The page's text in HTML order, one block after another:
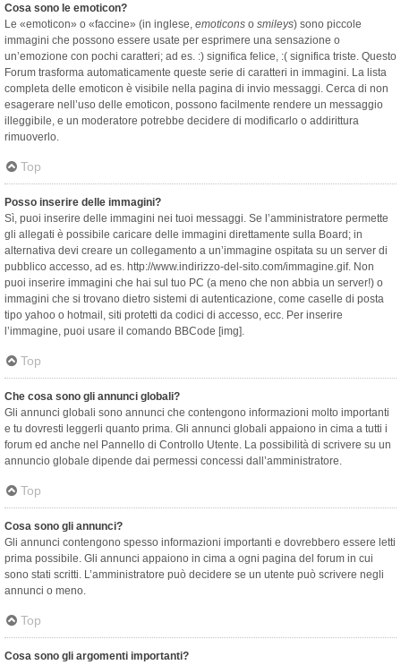
Cosa sono le emoticon?
Le «emoticon» o «faccine» (in inglese, emoticons o smileys) sono piccole
immagini che possono essere usate per esprimere una sensazione o
un’emozione con pochi caratteri; ad es. :) significa felice, :( significa triste. Questo
Forum trasforma automaticamente queste serie di caratteri in immagini. La lista
completa delle emoticon è visibile nella pagina di invio messaggi. Cerca di non
esagerare nell’uso delle emoticon, possono facilmente rendere un messaggio
illeggibile, e un moderatore potrebbe decidere di modificarlo o addirittura
rimuoverlo.
Top
Posso inserire delle immagini?
Sì, puoi inserire delle immagini nei tuoi messaggi. Se l’amministratore permette
gli allegati è possibile caricare delle immagini direttamente sulla Board; in
alternativa devi creare un collegamento a un’immagine ospitata su un server di
pubblico accesso, ad es. http://www.indirizzo-del-sito.com/immagine.gif. Non
puoi inserire immagini che hai sul tuo PC (a meno che non abbia un server!) o
immagini che si trovano dietro sistemi di autenticazione, come caselle di posta
tipo yahoo o hotmail, siti protetti da codici di accesso, ecc. Per inserire
l’immagine, puoi usare il comando BBCode [img].
Top
Che cosa sono gli annunci globali?
Gli annunci globali sono annunci che contengono informazioni molto importanti
e tu dovresti leggerli quanto prima. Gli annunci globali appaiono in cima a tutti i
forum ed anche nel Pannello di Controllo Utente. La possibilità di scrivere su un
annuncio globale dipende dai permessi concessi dall’amministratore.
Top
Cosa sono gli annunci?
Gli annunci contengono spesso informazioni importanti e dovrebbero essere letti
prima possibile. Gli annunci appaiono in cima a ogni pagina del forum in cui
sono stati scritti. L’amministratore può decidere se un utente può scrivere negli
annunci o meno.
Top
Cosa sono gli argomenti importanti?